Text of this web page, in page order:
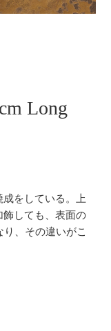
Long
をしている。上
しても、表面の
、その違いがこ